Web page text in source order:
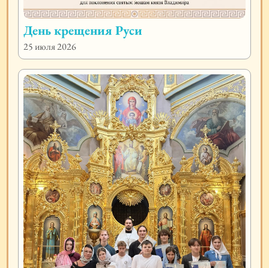
День крещения Руси
25 июля 2026